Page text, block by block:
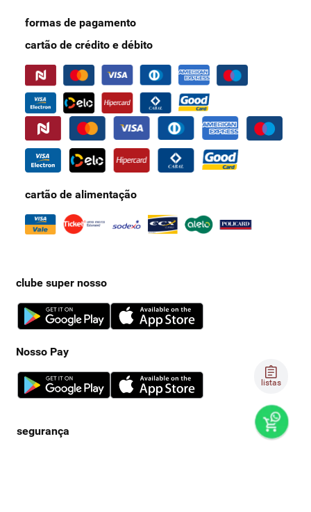
listas
formas de pagamento
cartão de crédito e débito
cartão de alimentação
clube super nosso
Nosso Pay